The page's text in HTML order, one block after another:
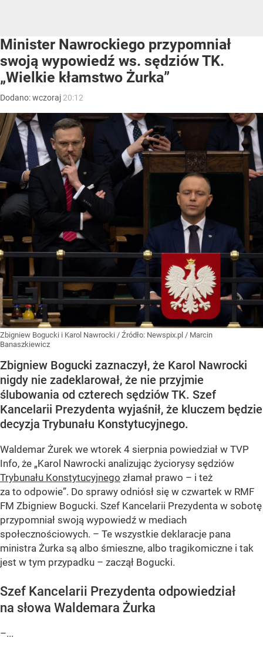
Minister Nawrockiego przypomniał
swoją wypowiedź ws. sędziów TK.
„Wielkie kłamstwo Żurka”
Dodano:wczoraj 20:12
Zbigniew Bogucki i Karol Nawrocki / Źródło: Newspix.pl / Marcin
Banaszkiewicz
Zbigniew Bogucki zaznaczył, że Karol Nawrocki
nigdy nie zadeklarował, że nie przyjmie
ślubowania od czterech sędziów TK. Szef
Kancelarii Prezydenta wyjaśnił, że kluczem będzie
decyzja Trybunału Konstytucyjnego.
Waldemar Żurek we wtorek 4 sierpnia powiedział w TVP
Info, że „Karol Nawrocki analizując życiorysy sędziów
Trybunału Konstytucyjnego złamał prawo – i też
za to odpowie”. Do sprawy odniósł się w czwartek w RMF
FM Zbigniew Bogucki. Szef Kancelarii Prezydenta w sobotę
przypomniał swoją wypowiedź w mediach
społecznościowych. – Te wszystkie deklaracje pana
ministra Żurka są albo śmieszne, albo tragikomiczne i tak
jest w tym przypadku – zaczął Bogucki.
Szef Kancelarii Prezydenta odpowiedział
na słowa Waldemara Żurka
–...